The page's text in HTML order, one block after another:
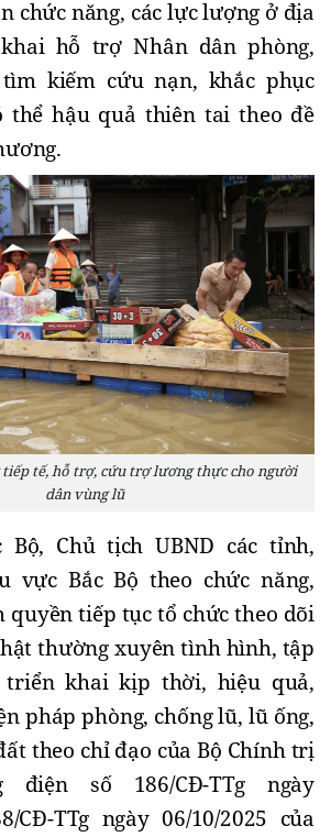
chức năng, các lực lượng ở địa
hỗ trợ Nhân dân phòng,
kiếm cứu nạn, khắc phục
thể hậu quả thiên tai theo đề
tế, hỗ trợ, cứu trợ lương thực cho người
dân vùng lũ
Bộ, Chủ tịch UBND các tỉnh,
vực Bắc Bộ theo chức năng,
quyền tiếp tục tổ chức theo dõi
thường xuyên tình hình, tập
khai kịp thời, hiệu quả,
pháp phòng, chống lũ, lũ ống,
theo chỉ đạo của Bộ Chính trị
điện số 186/CĐ-TTg ngày
CĐ-TTg ngày 06/10/2025 của